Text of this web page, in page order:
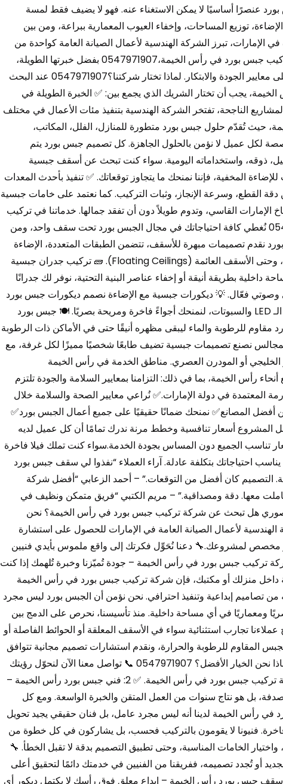
عنصرًا أساسيًا لا يمكن الاستغناء عنه. فهو لا يضيف فقط لمسة
توزيع المساحات، وإخفاء العيوب المعمارية ببراعة، ومن بين
الإمارات، تبرز الشركة الهندسية لأعمال الصيانة العامة كواحدة من
أفضل الشركات التي تقدم خدمات تركيب جبس بورد في رأس الخيمة،0547971907 بفضل خبرتها الطويلة،
وطاقمها الفني المدرب، والتزامها بأعلى معايير الجودة والابتكار. لماذا تختار شركتنا؟0547971907 عند البحث
يجب أن تختار الشريك الذي يجمع بين: ✅ الخبرة الطويلة في
الناجحة، تفتخر الشركة الهندسية بتنفيذ مئات الأعمال في مختلف
حيث تُقدّم حلول جبس بورد متطورة للمنازل، الفلل، المكاتب،
لكل عميل لا نؤمن بالحلول الجاهزة. كل تصميم جبس بورد يتم
ذوقه، واستخداماته اليومية. سواء كنت تبحث عن أسقف جبسية
المخفية، فإننا نمنحك ما يتجاوز توقعاتك. ✅ تنفيذ بأحدث المعدات
القطع، وسرعة الإنجاز، وثبات التركيب. كما نعتمد على خامات جبسية
الإمارات القاسي، وتدوم طويلاً دون أن تفقد جمالها. خدماتنا في تركيب
الجبس بورد برأس الخيمة 0547971907 نُغطي كافة احتياجاتك في مجال الجبس بورد تحت سقف واحد، ومن
نقدم تصميمات مبهرة للأسقف، تتضمن الطبقات المتعددة، الإضاءة
المخفية، التصاميم الدائرية والهندسية، وحتى الأسقف العائمة (Floating Ceilings). 🧱 تركيب جدران جبسية
بطريقة أنيقة أو إخفاء عناصر البنية التحتية، نوفر لك جدرانًا
فعّال. 💡 ديكورات جبسية مع الإضاءة نصمم ديكورات جبس بورد
تتكامل مع أنظمة الإضاءة الذكية مثل الـ LED والسبوتات، لنمنحك أجواءً فاخرة ومريحة بصريًا. 🍽 جبس بورد
للرطوبة والماء ليبقى مظهره أنيقًا حتى في الأماكن ذات الرطوبة
نصنع تصميمات جبسية تضيف طابعًا شخصيًا مميزًا لكل غرفة، مع
أو المودرن العصري. مناطق الخدمة في رأس الخيمة
جميع أنحاء رأس الخيمة، بما في ذلك: التزامنا بمعايير السلامة والجودة تلتزم
المعتمدة في دولة الإمارات.✅ نُراعي معايير الصحة والسلامة خلال
المصانع✅ نمنحك ضمانًا حقيقيًا على جميع أعمال الجبس بورد✅
المشروع أسعار تنافسية وخطط مرنة ندرك تمامًا أن كل عميل لديه
تناسب الجميع دون المساس بجودة الخدمة.سواء كنت تملك فيلا فاخرة
احتياجاتك بتكلفة عادلة. آراء العملاء “نفذوا لي سقف جبس بورد
التصميم كان أفضل من التوقعات.” – أحمد الزعابي “أفضل شركة
معها. دقة ومصداقية.” – مريم الكتبي “فريق متمكن ونظيف في
هل تبحث عن شركة تركيب جبس بورد في رأس الخيمة؟ نحن
الهندسية لأعمال الصيانة العامة في الإمارات للحصول على استشارة
مخصص لمشروعك.🔧 دعنا نُحَوِّل فكرتك إلى واقع ملموس بأيدي فنيين
ومهندسين مبدعين. ✅ 1: شركة تركيب جبس بورد في رأس الخيمة – جودة تُميّزنا وخبرة تُلهمك إذا كنت
منزلك أو مكتبك، فإن شركة تركيب جبس بورد في رأس الخيمة
تحتاجه من تصاميم إبداعية وتنفيذ احترافي. نحن نؤمن أن الجبس بورد ليس مجرد
ومعماريًا في أي مساحة داخلية. منذ تأسيسنا، نحرص على الدمج بين
عملاءنا تجارب استثنائية سواء في الأسقف المعلقة أو الحوائط الفاصلة أو
المقاوم للرطوبة والحرارة، ونقدم استشارات تصميم مجانية تتوافق
مع طبيعة المكان وذوق العميل. 🎯 لماذا نحن الخيار الأفضل؟ 0547971907 📞 تواصل معنا الآن لنحوّل رؤيتك
إلى واقع ملموس، بتوقيع أفضل شركة تركيب جبس بورد في رأس الخيمة. ✅ 2: فني جبس بورد رأس الخيمة –
صدفة، بل هو نتاج سنوات من العمل المتقن والخبرة الواسعة. ومع كل
رأس الخيمة لدينا أنه ليس مجرد عامل، بل فنان حقيقي يجيد تحويل
فنيونا لا يقومون بالتركيب فحسب، بل يشاركون في كل خطوة من
واختيار الخامات المناسبة، وحتى تطبيق التصميم بدقة لا تقبل الخطأ. 🔧
أو تُجدد تصميمه، ففريقنا من الفنيين في خدمتك دائمًا لتحقيق أعلى
والجمال. ✅ 3: تركيب اسقف جبس بورد رأس الخيمة – إبداع معلق فوق رأسك لا يكتمل ديكور أي